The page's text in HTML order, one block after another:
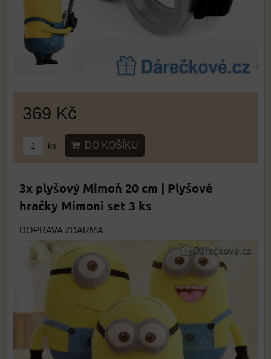
369 Kč
ks DO KOŠÍKU
3x plyšový Mimoň 20 cm | Plyšové
hračky Mimoni set 3 ks
DOPRAVA ZDARMA